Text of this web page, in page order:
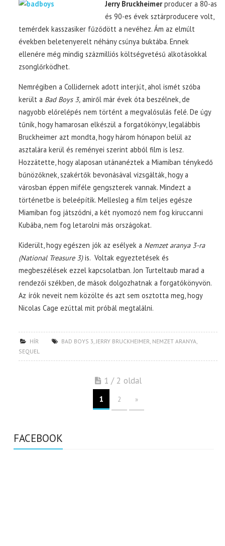
Jerry Bruckheimerproducer a 80-as
és 90-es évek sztárproducere volt,
temérdek kasszasiker fűződött a nevéhez. Ám az elmúlt
években beletenyerelt néhány csúnya buktába. Ennek
ellenére még mindig százmilliós költségvetésű alkotásokkal
zsonglőrködhet.
Nemrégiben a Collidernek adott interjút, ahol ismét szóba
került a Bad Boys 3, amiről már évek óta beszélnek, de
nagyobb előrelépés nem történt a megvalósulás felé. De úgy
tűnik, hogy hamarosan elkészül a forgatókönyv, legalábbis
Bruckheimer azt mondta, hogy három hónapon belül az
asztalára kerül és reményei szerint abból film is lesz.
Hozzátette, hogy alaposan utánanéztek a Miamiban ténykedő
bűnözőknek, szakértők bevonásával vizsgálták, hogy a
városban éppen miféle gengszterek vannak. Mindezt a
történetbe is beleépítik. Mellesleg a film teljes egésze
Miamiban fog játszódni, a két nyomozó nem fog kiruccanni
Kubába, nem fog letarolni más országokat.
Kiderült, hogy egészen jók az esélyek a Nemzet aranya 3-ra
(National Treasure 3)is. Voltak egyeztetések és
megbeszélések ezzel kapcsolatban. Jon Turteltaub marad a
rendezői székben, de mások dolgozhatnak a forgatókönyvön.
Az írók neveit nem közölte és azt sem osztotta meg, hogy
Nicolas Cage ezúttal mit próbál megtalálni.
HÍR BAD BOYS 3,JERRY BRUCKHEIMER, NEMZET ARANYA,
SEQUEL
1 / 2 oldal
1 2 »
FACEBOOK